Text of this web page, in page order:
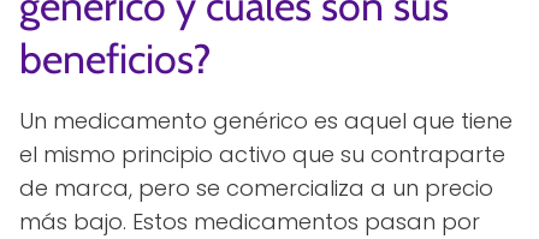
beneficios?
Un medicamento genérico es aquel que tiene
el mismo principio activo que su contraparte
de marca, pero se comercializa a un precio
más bajo. Estos medicamentos pasan por